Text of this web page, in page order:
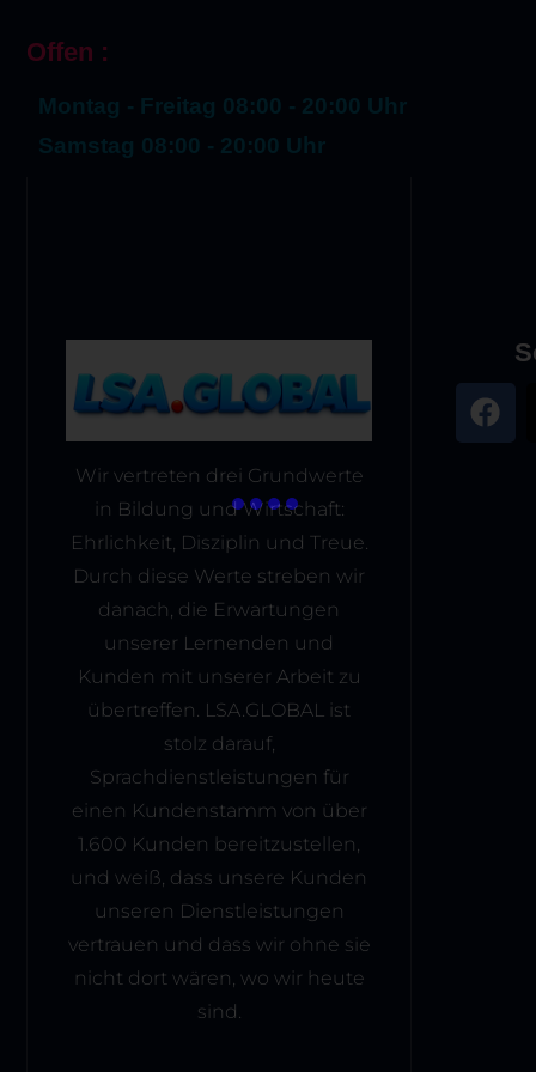
Offen :
Montag - Freitag 08:00 - 20:00 Uhr
Samstag 08:00 - 20:00 Uhr
Wir vertreten drei Grundwerte
in Bildung und Wirtschaft:
Ehrlichkeit, Disziplin und Treue.
Durch diese Werte streben wir
danach, die Erwartungen
unserer Lernenden und
Kunden mit unserer Arbeit zu
übertreffen. LSA.GLOBAL ist
stolz darauf,
Sprachdienstleistungen für
einen Kundenstamm von über
1.600 Kunden bereitzustellen,
und weiß, dass unsere Kunden
unseren Dienstleistungen
vertrauen und dass wir ohne sie
nicht dort wären, wo wir heute
sind.